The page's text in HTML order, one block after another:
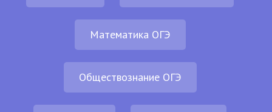
Математика ОГЭ
Обществознание ОГЭ